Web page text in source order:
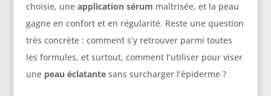
choisie, une application sérum maîtrisée, et la peau
gagne en confort et en régularité. Reste une question
très concrète : comment s’y retrouver parmi toutes
les formules, et surtout, comment l’utiliser pour viser
une peau éclatantesans surcharger l’épiderme ?